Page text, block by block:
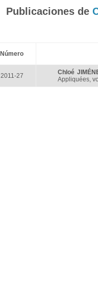
Publicaciones de
Número
2011-27
Chloé
Appliquées,